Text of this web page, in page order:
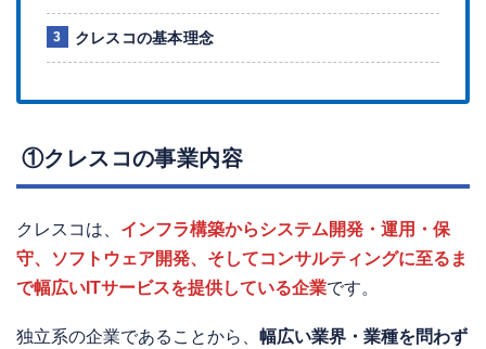
クレスコの基本理念
①クレスコの事業内容
クレスコは、 インフラ構築からシステム開発・運用・保
守、ソフトウェア開発、そしてコンサルティングに至るま
で幅広いITサービスを提供している企業です。
独立系の企業であることから、 幅広い業界・業種を問わず